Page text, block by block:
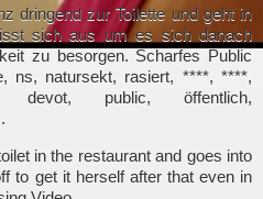
dringend zur Toilette und geht in
sich aus um es sich danach
zu besorgen. Scharfes Public
ns, natursekt, rasiert, ****, ****,
devot, public, öffentlich,
in the restaurant and goes into
to get it herself after that even in